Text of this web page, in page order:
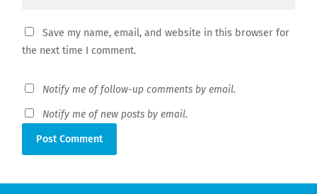
Save my name, email, and website in this browser for
the next time I comment.
Notify me of follow-up comments by email.
Notify me of new posts by email.